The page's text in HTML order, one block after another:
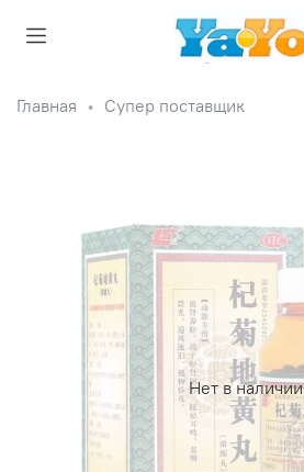
Главная Супер поставщик
Нет в наличии